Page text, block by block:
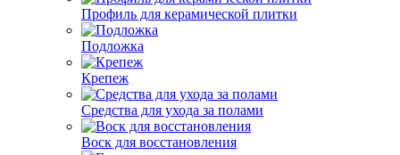
Профиль для керамической плитки
Подложка
Крепеж
Средства для ухода за полами
Воск для восстановления